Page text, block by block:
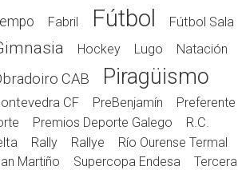
Fabril Fútbol Fútbol Sala
Hockey Lugo Natación
CAB Piragüismo
CF PreBenjamín
Preferente
Premios Deporte Galego
R.C.
Rally Rallye
Río Ourense Termal
Martiño
Supercopa Endesa
Tercera